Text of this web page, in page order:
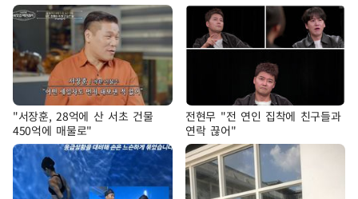
"서장훈, 28억에 산 서초 건물
450억에 매물로"
전현무 "전 연인 집착에 친구들과
연락 끊어"